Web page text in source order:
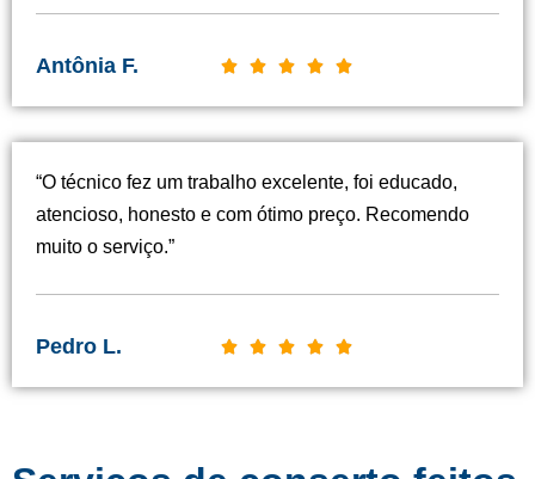
Antônia F.     C
s
i
d
“O técnico fez um trabalho excelente, foi educado,
atencioso, honesto e com ótimo preço. Recomendo
muito o serviço.”
Pedro L.     C
s